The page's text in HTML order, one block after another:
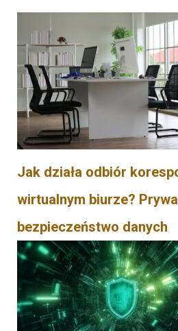
Jak działa odbiór
wirtualnym biurze?
bezpieczeństwo danych